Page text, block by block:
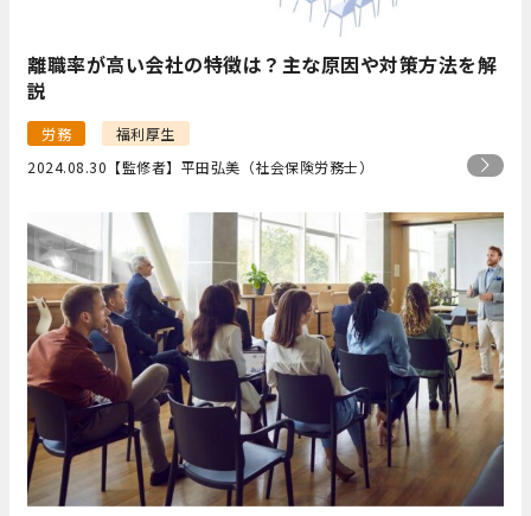
離職率が高い会社の特徴は？主な原因や対策方法を解
説
労務
福利厚生
2024.08.30 【監修者】平田弘美（社会保険労務士）